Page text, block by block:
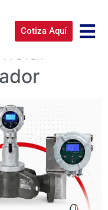
Cotiza Aquí